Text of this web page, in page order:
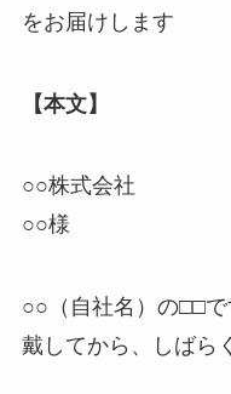
をお届けします
【本文】
○○株式会社
○○様
○○（自社名）の□□
戴してから、しばら